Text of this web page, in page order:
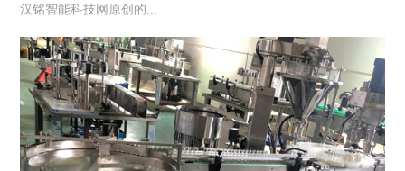
汉铭智能科技网原创的...